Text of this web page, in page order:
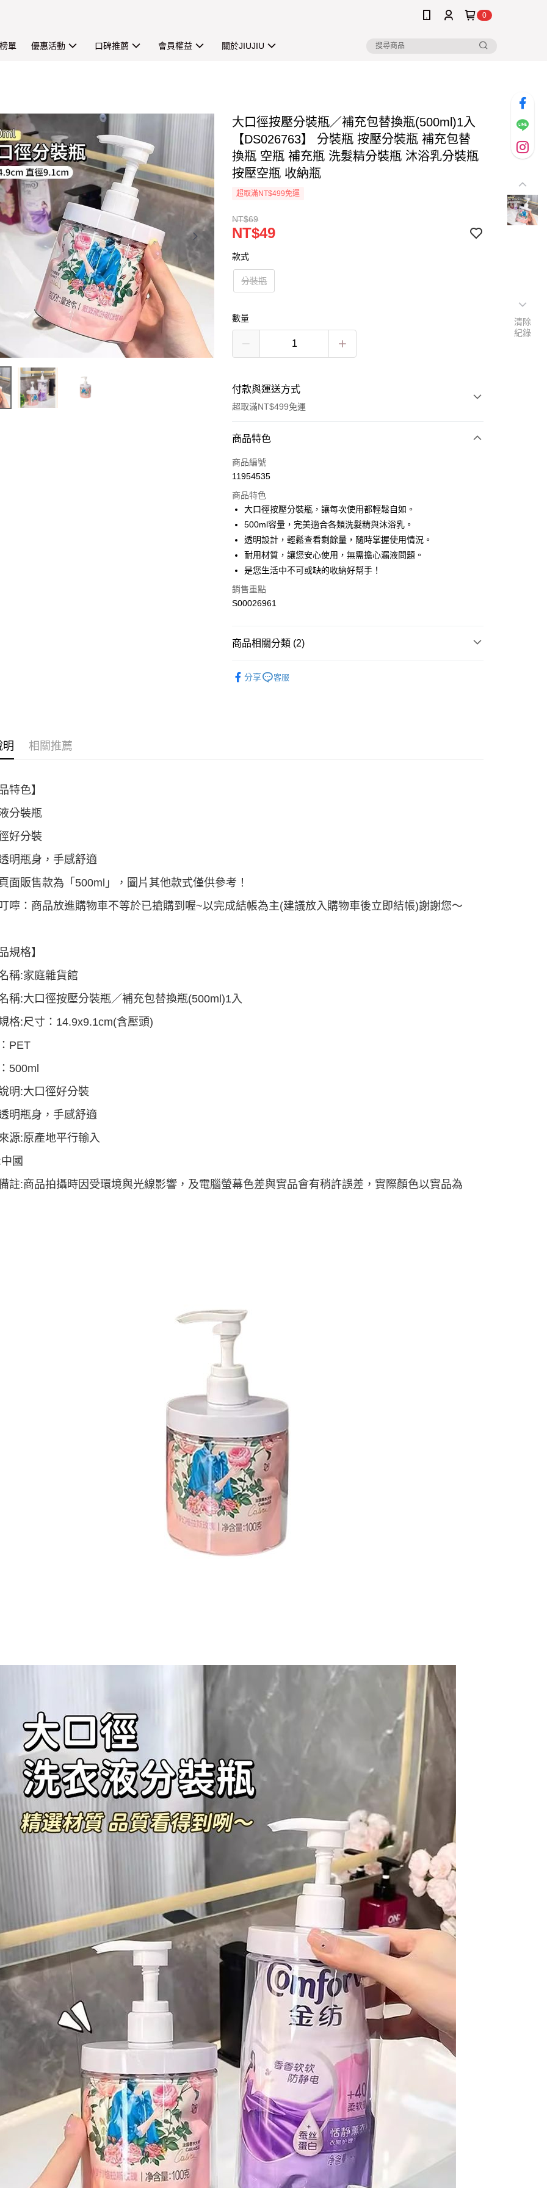
0
單 優惠活動 口碑推薦 會員權益 關於JIUJIU
大口徑按壓分裝瓶／補充包替換瓶(500ml)1入
【DS026763】 分裝瓶 按壓分裝瓶 補充包替
換瓶 空瓶 補充瓶 洗髮精分裝瓶 沐浴乳分裝瓶
按壓空瓶 收納瓶
超取滿NT$499免運
NT$69
NT$49
款式
分裝瓶
數量
付款與運送方式
超取滿NT$499免運
付款方式
信用卡一次付款
LINE Pay
Apple Pay
街口支付
ATM付款
付款後全家取貨
每筆NT$80，滿NT$799(含以上)免運費
宅配
商品特色
商品編號
11954535
商品特色
大口徑按壓分裝瓶，讓每次使用都輕鬆自如。
500ml容量，完美適合各類洗髮精與沐浴乳。
透明設計，輕鬆查看剩餘量，隨時掌握使用情況。
耐用材質，讓您安心使用，無需擔心漏液問題。
是您生活中不可或缺的收納好幫手！
銷售重點
S00026961
商品相關分類 (2)
分享 客服
明 相關推薦
特色】
分裝瓶
好分裝
明瓶身，手感舒適
面販售款為「500ml」，圖片其他款式僅供參考！
嚀：商品放進購物車不等於已搶購到喔~以完成結帳為主(建議放入購物車後立即結帳)謝謝您～
規格】
稱:家庭雜貨館
稱:大口徑按壓分裝瓶／補充包替換瓶(500ml)1入
格:尺寸：14.9x9.1cm(含壓頭)
PET
500ml
明:大口徑好分裝
明瓶身，手感舒適
源:原產地平行輸入
國
註:商品拍攝時因受環境與光線影響，及電腦螢幕色差與實品會有稍許誤差，實際顏色以實品為
清除
紀錄